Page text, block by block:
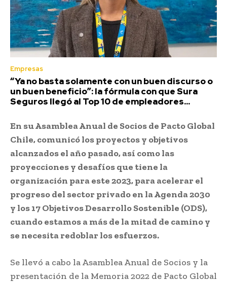
Empresas
“Ya no basta solamente con un buen discurso o
un buen beneficio”: la fórmula con que Sura
Seguros llegó al Top 10 de empleadores...
En su Asamblea Anual de Socios de Pacto Global
Chile, comunicó los proyectos y objetivos
alcanzados el año pasado, así como las
proyecciones y desafíos que tiene la
organización para este 2023, para acelerar el
progreso del sector privado en la Agenda 2030
y los 17 Objetivos Desarrollo Sostenible (ODS),
cuando estamos a más de la mitad de camino y
se necesita redoblar los esfuerzos.
Se llevó a cabo la Asamblea Anual de Socios y la
presentación de la Memoria 2022 de Pacto Global